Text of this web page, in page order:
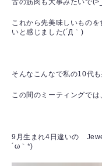
舌の筋肉も大事みたいで
これから先美味しいもの
いと感じました(´Д｀)
そんなこんなで私の10代も
この間のミーティングで
9月生まれ4日違いの
´ω｀*)